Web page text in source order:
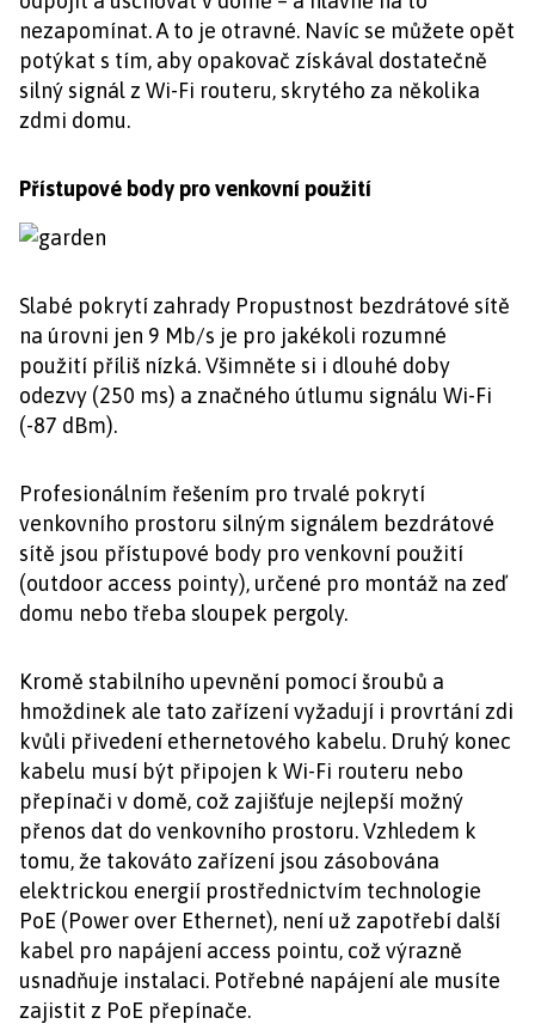
nezapomínat. A to je otravné. Navíc se můžete opět
potýkat s tím, aby opakovač získával dostatečně
silný signál z Wi-Fi routeru, skrytého za několika
zdmi domu.
Přístupové body pro venkovní použití
Slabé pokrytí zahrady Propustnost bezdrátové sítě
na úrovni jen 9 Mb/s je pro jakékoli rozumné
použití příliš nízká. Všimněte si i dlouhé doby
odezvy (250 ms) a značného útlumu signálu Wi-Fi
(-87 dBm).
Profesionálním řešením pro trvalé pokrytí
venkovního prostoru silným signálem bezdrátové
sítě jsou přístupové body pro venkovní použití
(outdoor access pointy), určené pro montáž na zeď
domu nebo třeba sloupek pergoly.
Kromě stabilního upevnění pomocí šroubů a
hmoždinek ale tato zařízení vyžadují i provrtání zdi
kvůli přivedení ethernetového kabelu. Druhý konec
kabelu musí být připojen k Wi-Fi routeru nebo
přepínači v domě, což zajišťuje nejlepší možný
přenos dat do venkovního prostoru. Vzhledem k
tomu, že takováto zařízení jsou zásobována
elektrickou energií prostřednictvím technologie
PoE (Power over Ethernet), není už zapotřebí další
kabel pro napájení access pointu, což výrazně
usnadňuje instalaci. Potřebné napájení ale musíte
zajistit z PoE přepínače.